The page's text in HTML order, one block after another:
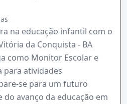
na educação infantil com o
da Conquista - BA
como Monitor Escolar e
atividades
se para um futuro
avanço da educação em